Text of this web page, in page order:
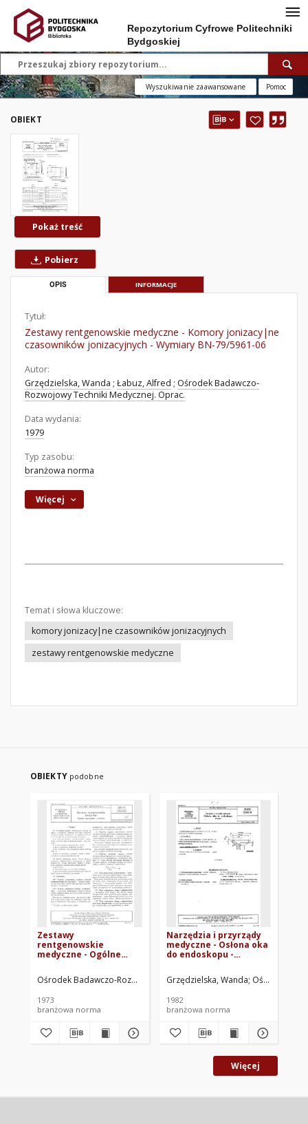
Repozytorium Cyfrowe Politechniki
Bydgoskiej
Wyszukiwanie zaawansowane Pomoc
OBIEKT
Pokaż treść
Pobierz
OPIS INFORMACJE
Tytuł:
Zestawy rentgenowskie medyczne - Komory jonizacy|ne
czasowników jonizacyjnych - Wymiary BN-79/5961-06
Autor:
Grzędzielska, Wanda ; Łabuz, Alfred ; Ośrodek Badawczo-
Rozwojowy Techniki Medycznej. Oprac.
Data wydania:
1979
Typ zasobu:
branżowa norma
Więcej
Temat i słowa kluczowe:
komory jonizacy|ne czasowników jonizacyjnych
zestawy rentgenowskie medyczne
OBIEKTY podobne
Zestawy
rentgenowskie
medyczne - Ogólne
BN-73/5961-03
Ośrodek Badawczo-Rozwojowy Techniki Medycznej. Oprac.
1973
branżowa norma
Narzędzia i przyrządy
medyczne - Osłona oka
do endoskopu -
Grzędzielska, Wanda Ośrodek
1982
branżowa norma
Więcej